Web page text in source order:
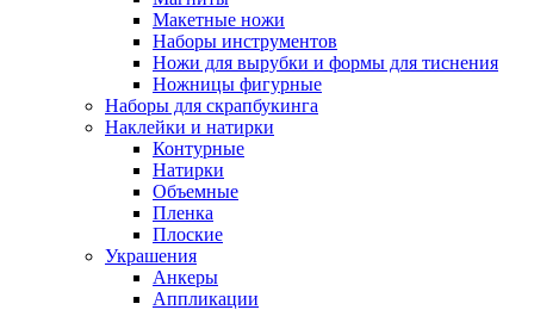
Макетные ножи
Наборы инструментов
Ножи для вырубки и формы для тиснения
Ножницы фигурные
Наборы для скрапбукинга
Наклейки и натирки
Контурные
Натирки
Объемные
Пленка
Плоские
Украшения
Анкеры
Аппликации